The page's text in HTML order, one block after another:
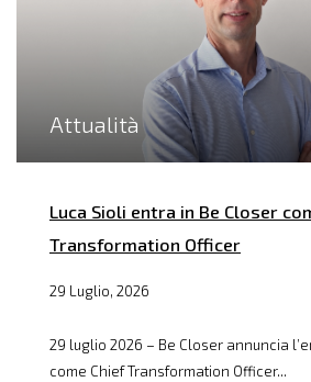
Attualità
Luca Sioli entra in Be Closer
Transformation Officer
29 Luglio, 2026
29 luglio 2026 – Be Closer annuncia
come Chief Transformation Officer...